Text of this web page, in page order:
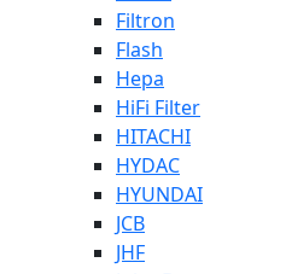
Filtron
Flash
Hepa
HiFi Filter
HITACHI
HYDAC
HYUNDAI
JCB
JHF